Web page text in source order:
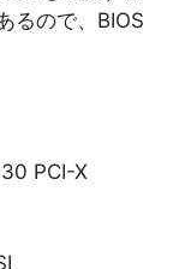
るので、BIOS
PCI-X